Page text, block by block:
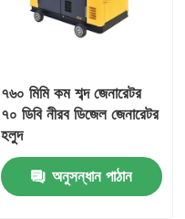
৭৬০ মিমি কম শব্দ জেনারেটর
৭০ ডিবি নীরব ডিজেল জেনারেটর
হলুদ
অনুসন্ধান পাঠান